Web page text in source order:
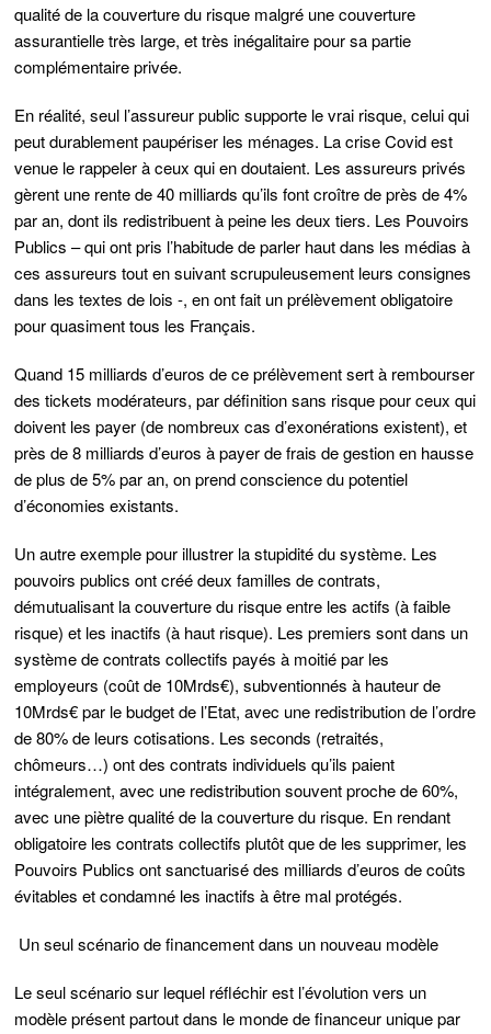
qualité de la couverture du risque malgré une couverture
assurantielle très large, et très inégalitaire pour sa partie
complémentaire privée.
En réalité, seul l’assureur public supporte le vrai risque, celui qui
peut durablement paupériser les ménages. La crise Covid est
venue le rappeler à ceux qui en doutaient. Les assureurs privés
gèrent une rente de 40 milliards qu’ils font croître de près de 4%
par an, dont ils redistribuent à peine les deux tiers. Les Pouvoirs
Publics – qui ont pris l’habitude de parler haut dans les médias à
ces assureurs tout en suivant scrupuleusement leurs consignes
dans les textes de lois -, en ont fait un prélèvement obligatoire
pour quasiment tous les Français.
Quand 15 milliards d’euros de ce prélèvement sert à rembourser
des tickets modérateurs, par définition sans risque pour ceux qui
doivent les payer (de nombreux cas d’exonérations existent), et
près de 8 milliards d’euros à payer de frais de gestion en hausse
de plus de 5% par an, on prend conscience du potentiel
d’économies existants.
Un autre exemple pour illustrer la stupidité du système. Les
pouvoirs publics ont créé deux familles de contrats,
démutualisant la couverture du risque entre les actifs (à faible
risque) et les inactifs (à haut risque). Les premiers sont dans un
système de contrats collectifs payés à moitié par les
employeurs (coût de 10Mrds€), subventionnés à hauteur de
10Mrds€ par le budget de l’Etat, avec une redistribution de l’ordre
de 80% de leurs cotisations. Les seconds (retraités,
chômeurs…) ont des contrats individuels qu’ils paient
intégralement, avec une redistribution souvent proche de 60%,
avec une piètre qualité de la couverture du risque. En rendant
obligatoire les contrats collectifs plutôt que de les supprimer, les
Pouvoirs Publics ont sanctuarisé des milliards d’euros de coûts
évitables et condamné les inactifs à être mal protégés.
Un seul scénario de financement dans un nouveau modèle
Le seul scénario sur lequel réfléchir est l’évolution vers un
modèle présent partout dans le monde de financeur unique par